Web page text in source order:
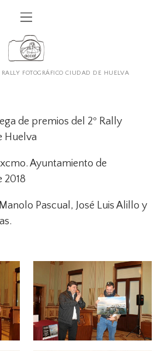
RALLY FOTOGRÁFICO CIUDAD DE HUELVA
de premios del 2º Rally
Huelva
Ayuntamiento de
2018
Pascual, José Luis Alillo y